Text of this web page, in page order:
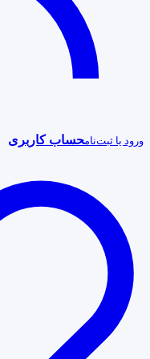
ورود یا ثبت‌نامحساب کاربری